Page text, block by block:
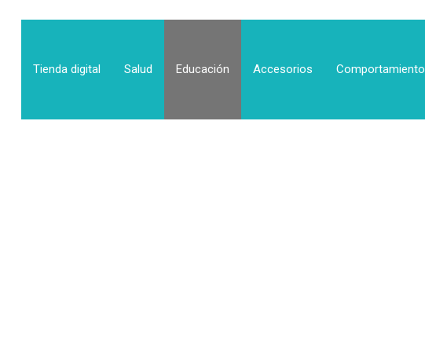
Tienda digital Salud Educación Accesorios Comportamiento